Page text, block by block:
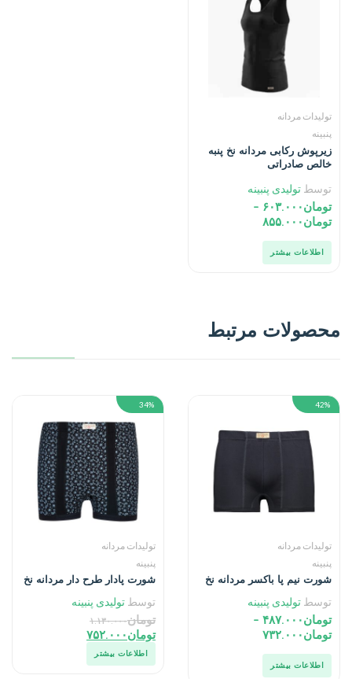
تولیدات مردانه
پنبینه
زیرپوش رکابی مردانه نخ پنبه
خالص صادراتی
توسط تولیدی پنبینه
تومان۶۰۳.۰۰۰ –
تومان۸۵۵.۰۰۰
اطلاعات بیشتر
محصولات مرتبط
42%
تولیدات مردانه
پنبینه
شورت نیم پا باکسر مردانه نخ
توسط تولیدی پنبینه
تومان۴۸۷.۰۰۰ –
تومان۷۳۲.۰۰۰
اطلاعات بیشتر
34%
تولیدات مردانه
پنبینه
شورت پادار طرح دار مردانه نخ
توسط تولیدی پنبینه
تومان۱.۱۳۰.۰۰۰
تومان۷۵۲.۰۰۰
اطلاعات بیشتر